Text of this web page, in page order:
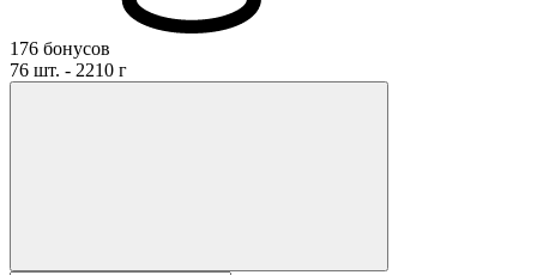
176 бонусов
76 шт. - 2210 г